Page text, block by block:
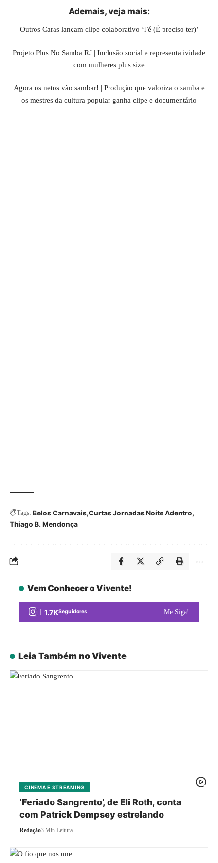
Ademais, veja mais:
Outros Caras lançam clipe colaborativo ‘Fé (É preciso ter)’
Projeto Plus No Samba RJ | Inclusão social e representatividade
com mulheres plus size
Agora os netos vão sambar! | Produção que valoriza o samba e
os mestres da cultura popular ganha clipe e documentário
Tags: Belos Carnavais Curtas Jornadas Noite Adentro
Thiago B. Mendonça
Vem Conhecer o Vivente!
1.7KSeguidores Me Siga!
Leia Também no Vivente
CINEMA E STREAMING
‘Feriado Sangrento’, de Eli Roth, conta
com Patrick Dempsey estrelando
Redação3 Min Leitura